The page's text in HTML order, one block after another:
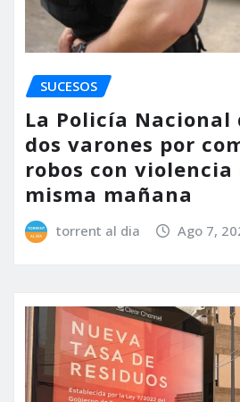
SUCESOS
La Policía Nacional
dos varones por
robos con violencia
misma mañana
torrent al dia Ago 7,